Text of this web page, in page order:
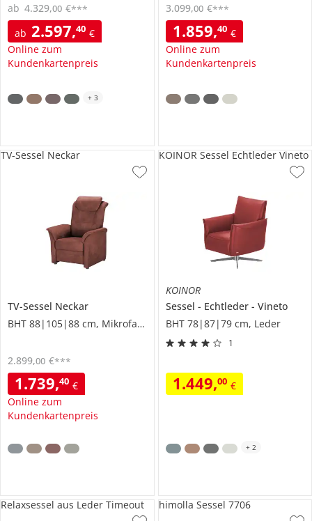
ab 2.597,40 €
Online zum
Kundenkartenpreis
ab 4.329,00 €***
+ 3
1.859,40 €
Online zum
Kundenkartenpreis
3.099,00 €***
TV-Sessel Neckar
BHT 88|105|88 cm, Mikrofaser
1.739,40 €
Online zum
Kundenkartenpreis
2.899,00 €***
TV-Sessel Neckar
KOINOR
Sessel
Echtleder
Vineto
BHT 78|87|79 cm, Leder
1
1.449,00 €
KOINOR Sessel Echtleder Vineto
+ 2
Relaxsessel aus Leder Timeout himolla Sessel 7706